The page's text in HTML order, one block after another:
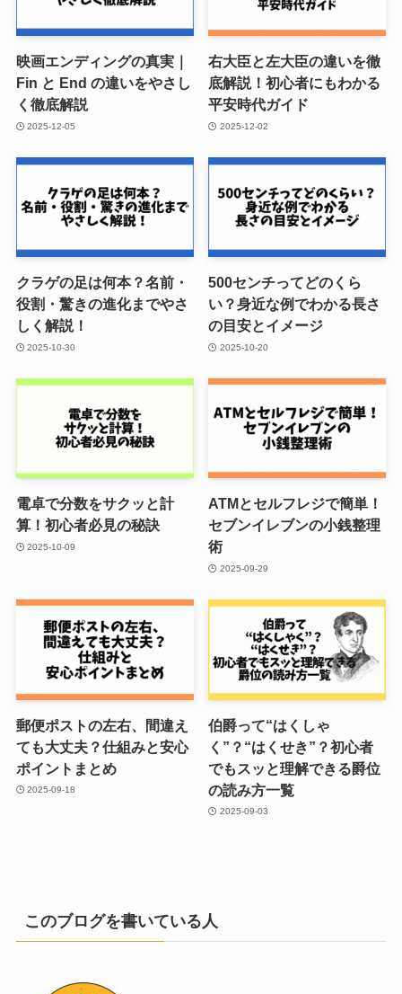
映画エンディングの真実｜
Fin と End の違いをやさし
く徹底解説
2025-12-05
右大臣と左大臣の違いを徹
底解説！初心者にもわかる
平安時代ガイド
2025-12-02
クラゲの足は何本？名前・
役割・驚きの進化までやさ
しく解説！
2025-10-30
500センチってどのくら
い？身近な例でわかる長さ
の目安とイメージ
2025-10-20
電卓で分数をサクッと計
算！初心者必見の秘訣
2025-10-09
ATMとセルフレジで簡単！
セブンイレブンの小銭整理
術
2025-09-29
郵便ポストの左右、間違え
ても大丈夫？仕組みと安心
ポイントまとめ
2025-09-18
伯爵って“はくしゃ
く”？“はくせき”？初心者
でもスッと理解できる爵位
の読み方一覧
2025-09-03
このブログを書いている人